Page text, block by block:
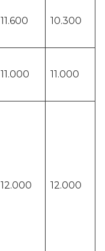
11.600 10.300
11.000 11.000
12.000 12.000